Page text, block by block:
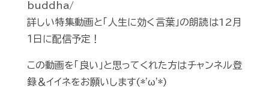
buddha/
詳しい特集動画と「人生に効く言葉」の朗読は12月
１日に配信予定！
この動画を「良い」と思ってくれた方はチャンネル登
録＆イイネをお願いします(*'ω'*)